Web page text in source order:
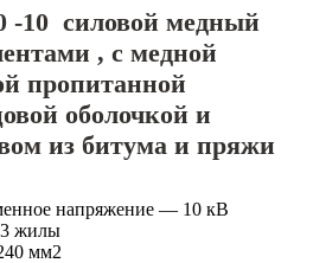
-10 силовой медный
, с медной
пропитанной
оболочкой и
из битума и пряжи
напряжение — 10 кВ
жилы
мм2